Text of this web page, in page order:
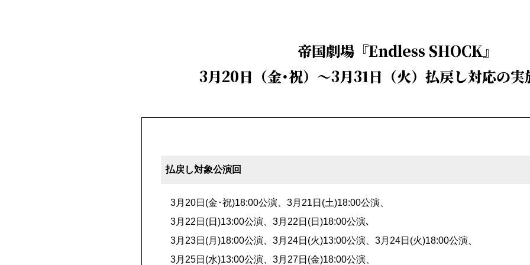
帝国劇場『Endless SHOCK』
3月20日（金･祝）～3月31日（火）払戻し対応の実
払戻し対象公演回
3月20日(金･祝)18:00公演、3月21日(土)18:00公演、
3月22日(日)13:00公演、3月22日(日)18:00公演､
3月23日(月)18:00公演、3月24日(火)13:00公演、3月24日(火)18:00公演、
3月25日(水)13:00公演、3月27日(金)18:00公演、